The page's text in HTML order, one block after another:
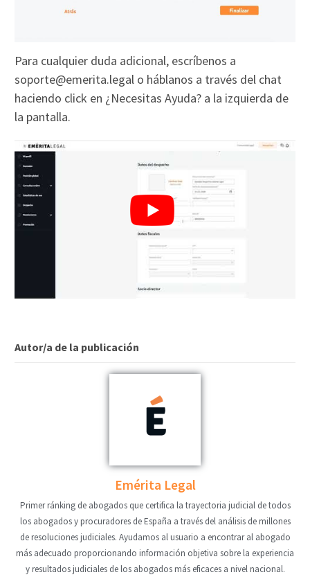
Para cualquier duda adicional, escríbenos a
soporte@emerita.legal o háblanos a través del chat
haciendo click en ¿Necesitas Ayuda? a la izquierda de
la pantalla.
Autor/a de la publicación
Emérita Legal
Primer ránking de abogados que certifica la trayectoria judicial de todos
los abogados y procuradores de España a través del análisis de millones
de resoluciones judiciales. Ayudamos al usuario a encontrar al abogado
más adecuado proporcionando información objetiva sobre la experiencia
y resultados judiciales de los abogados más eficaces a nivel nacional.